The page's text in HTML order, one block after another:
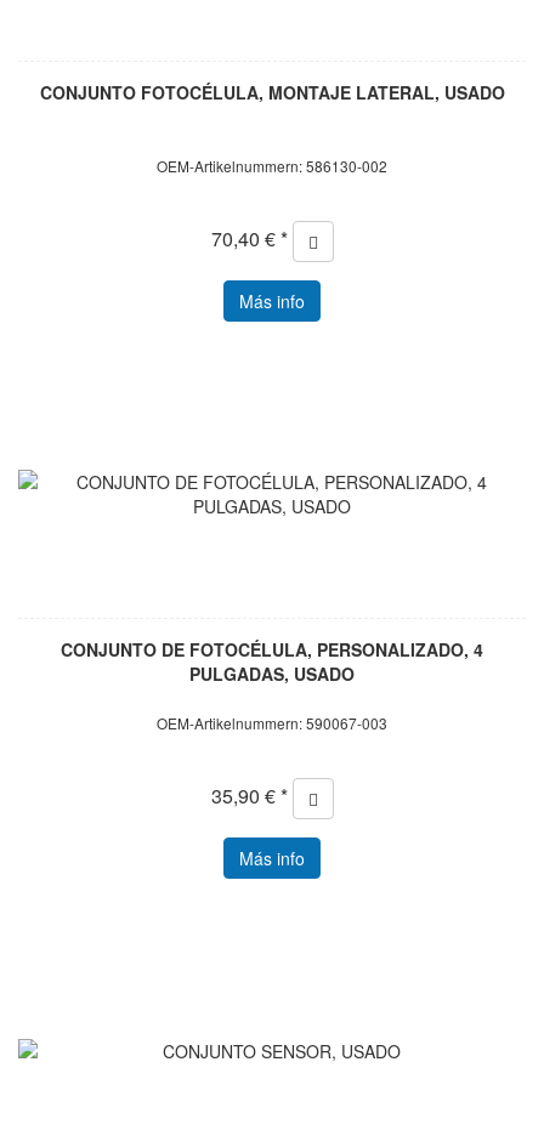
CONJUNTO FOTOCÉLULA, MONTAJE LATERAL, USADO
OEM-Artikelnummern: 586130-002
70,40 € *
Más info
CONJUNTO DE FOTOCÉLULA, PERSONALIZADO, 4
PULGADAS, USADO
OEM-Artikelnummern: 590067-003
35,90 € *
Más info